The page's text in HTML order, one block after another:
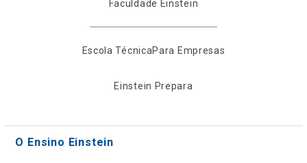
Faculdade Einstein
Escola TécnicaPara Empresas
Einstein Prepara
O Ensino Einstein